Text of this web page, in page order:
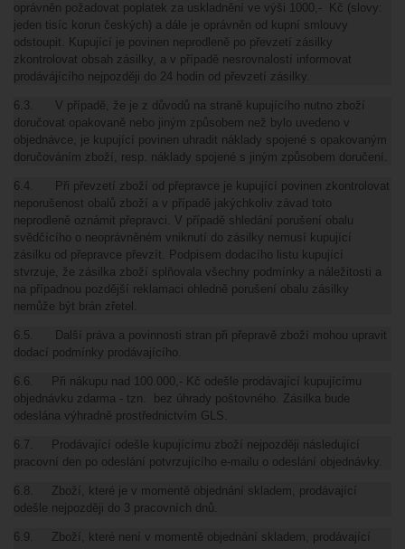
oprávněn požadovat poplatek za uskladnění ve výši 1000,- Kč (slovy:
jeden tisíc korun českých) a dále je oprávněn od kupní smlouvy
odstoupit. Kupující je povinen neprodleně po převzetí zásilky
zkontrolovat obsah zásilky, a v případě nesrovnalostí informovat
prodávájícího nejpozději do 24 hodin od převzetí zásilky.
6.3. V případě, že je z důvodů na straně kupujícího nutno zboží
doručovat opakovaně nebo jiným způsobem než bylo uvedeno v
objednávce, je kupující povinen uhradit náklady spojené s opakovaným
doručováním zboží, resp. náklady spojené s jiným způsobem doručení.
6.4. Při převzetí zboží od přepravce je kupující povinen zkontrolovat
neporušenost obalů zboží a v případě jakýchkoliv závad toto
neprodleně oznámit přepravci. V případě shledání porušení obalu
svědčícího o neoprávněném vniknutí do zásilky nemusí kupující
zásilku od přepravce převzít. Podpisem dodacího listu kupující
stvrzuje, že zásilka zboží splňovala všechny podmínky a náležitosti a
na případnou pozdější reklamaci ohledně porušení obalu zásilky
nemůže být brán zřetel.
6.5. Další práva a povinnosti stran při přepravě zboží mohou upravit
dodací podmínky prodávajícího.
6.6. Při nákupu nad 100.000,- Kč odešle prodávající kupujícímu
objednávku zdarma - tzn. bez úhrady poštovného. Zásilka bude
odeslána výhradně prostřednictvím GLS.
6.7. Prodávající odešle kupujícímu zboží nejpozději následující
pracovní den po odeslání potvrzujícího e-mailu o odeslání objednávky.
6.8. Zboží, které je v momentě objednání skladem, prodávající
odešle nejpozději do 3 pracovních dnů.
6.9. Zboží, které není v momentě objednání skladem, prodávající